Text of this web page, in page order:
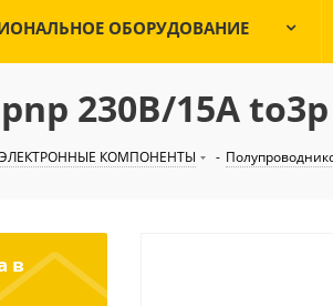
ОБОРУДОВАНИЕ
pnp 230В/15А to3p
ЭЛЕКТРОННЫЕ КОМПОНЕНТЫ -
в